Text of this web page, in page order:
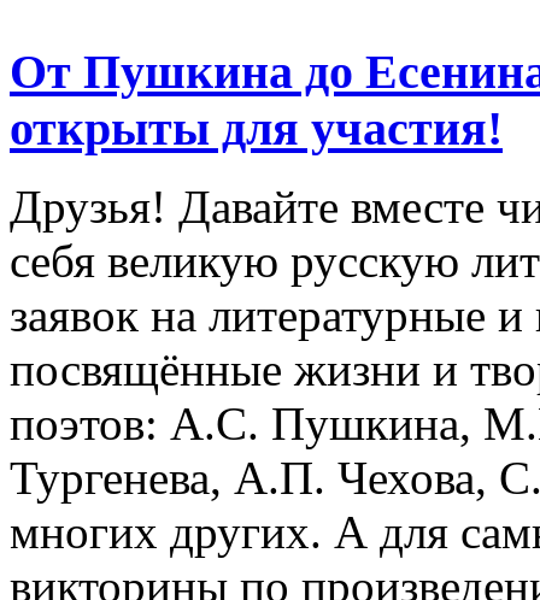
От Пушкина до
открыты для участия!
Друзья! Давайте вместе
себя великую русскую
заявок на литературные
посвящённые жизни и
поэтов: А.С. Пушкина,
Тургенева, А.П. Чехова,
многих других. А для
викторины по